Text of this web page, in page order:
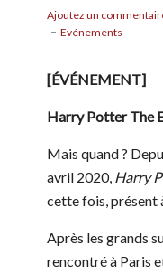
Ajoutez un
Evénements
[ÉVÉNEMENT]
Harry Potter The
Mais quand ?
avril 2020, Harry
cette fois, présent
Après les grands
rencontré à Paris